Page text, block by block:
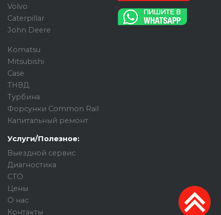
Volvo
Caterpillar
John Deere
Komatsu
Mitsubishi
Case
ТНВД
Турбина
Форсунки Common Rail
Капитальный ремонт
Услуги/Полезное:
Выездной сервис
Диагностика
СТО
Цены
О нас
Контакты